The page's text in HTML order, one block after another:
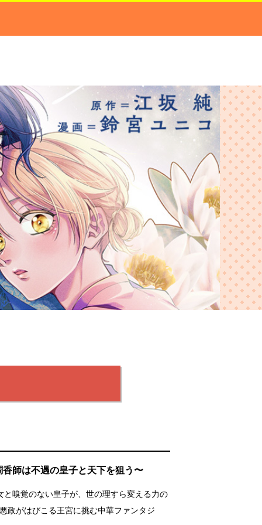
師は不遇の皇子と天下を狙う〜
嗅覚のない皇子が、世の理すら変える力の
政がはびこる王宮に挑む中華ファンタジ